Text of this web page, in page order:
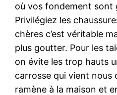
où vos fondement sont
Privilégiez les
chères c’est véritable
plus goutter. Pour les
on évite les trop hauts
carrosse qui vient nous
ramène à la maison et